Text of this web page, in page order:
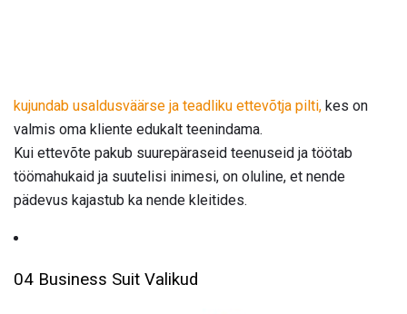
kujundab usaldusväärse ja teadliku ettevõtja pilti, kes on
valmis oma kliente edukalt teenindama.
Kui ettevõte pakub suurepäraseid teenuseid ja töötab
töömahukaid ja suutelisi inimesi, on oluline, et nende
pädevus kajastub ka nende kleitides.
04 Business Suit Valikud